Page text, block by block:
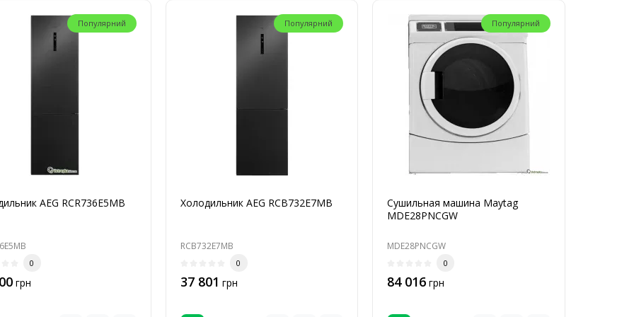
Популярний
AEG RCR736E5MB
0
грн
Популярний
Холодильник AEG RCB732E7MB
RCB732E7MB
0
37 801 грн
Популярний
Сушильная машина Maytag
MDE28PNCGW
MDE28PNCGW
0
84 016 грн